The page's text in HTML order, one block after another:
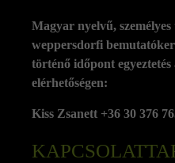
Magyar nyelvű, személyes
weppersdorfi
történő időpont
elérhetőségen:
Kiss Zsanett +36 30 376